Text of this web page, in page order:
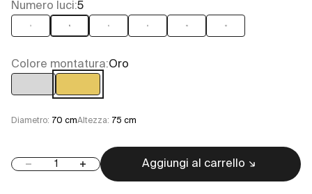
Numero luci:5
3 5 6 8 10 12
Colore montatura:Oro
Cromo
Diametro: 70 cmAltezza: 75 cm
Diminuisci quantitàAumenta quantitàAggiungi al carrello